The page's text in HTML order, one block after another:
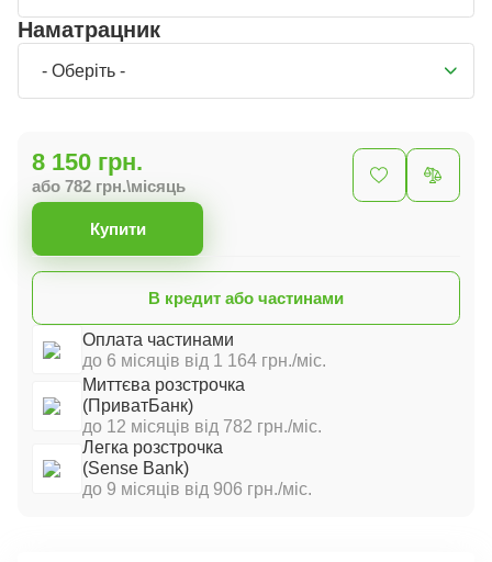
Наматрацник
- Оберіть -
8 150 грн.
або 782 грн.\місяць
Купити
Оплата частинами
до 6 місяців від 1 164 грн./міс.
Миттєва розстрочка
(ПриватБанк)
до 12 місяців від 782 грн./міс.
Легка розстрочка
(Sense Bank)
до 9 місяців від 906 грн./міс.
В кредит або частинами